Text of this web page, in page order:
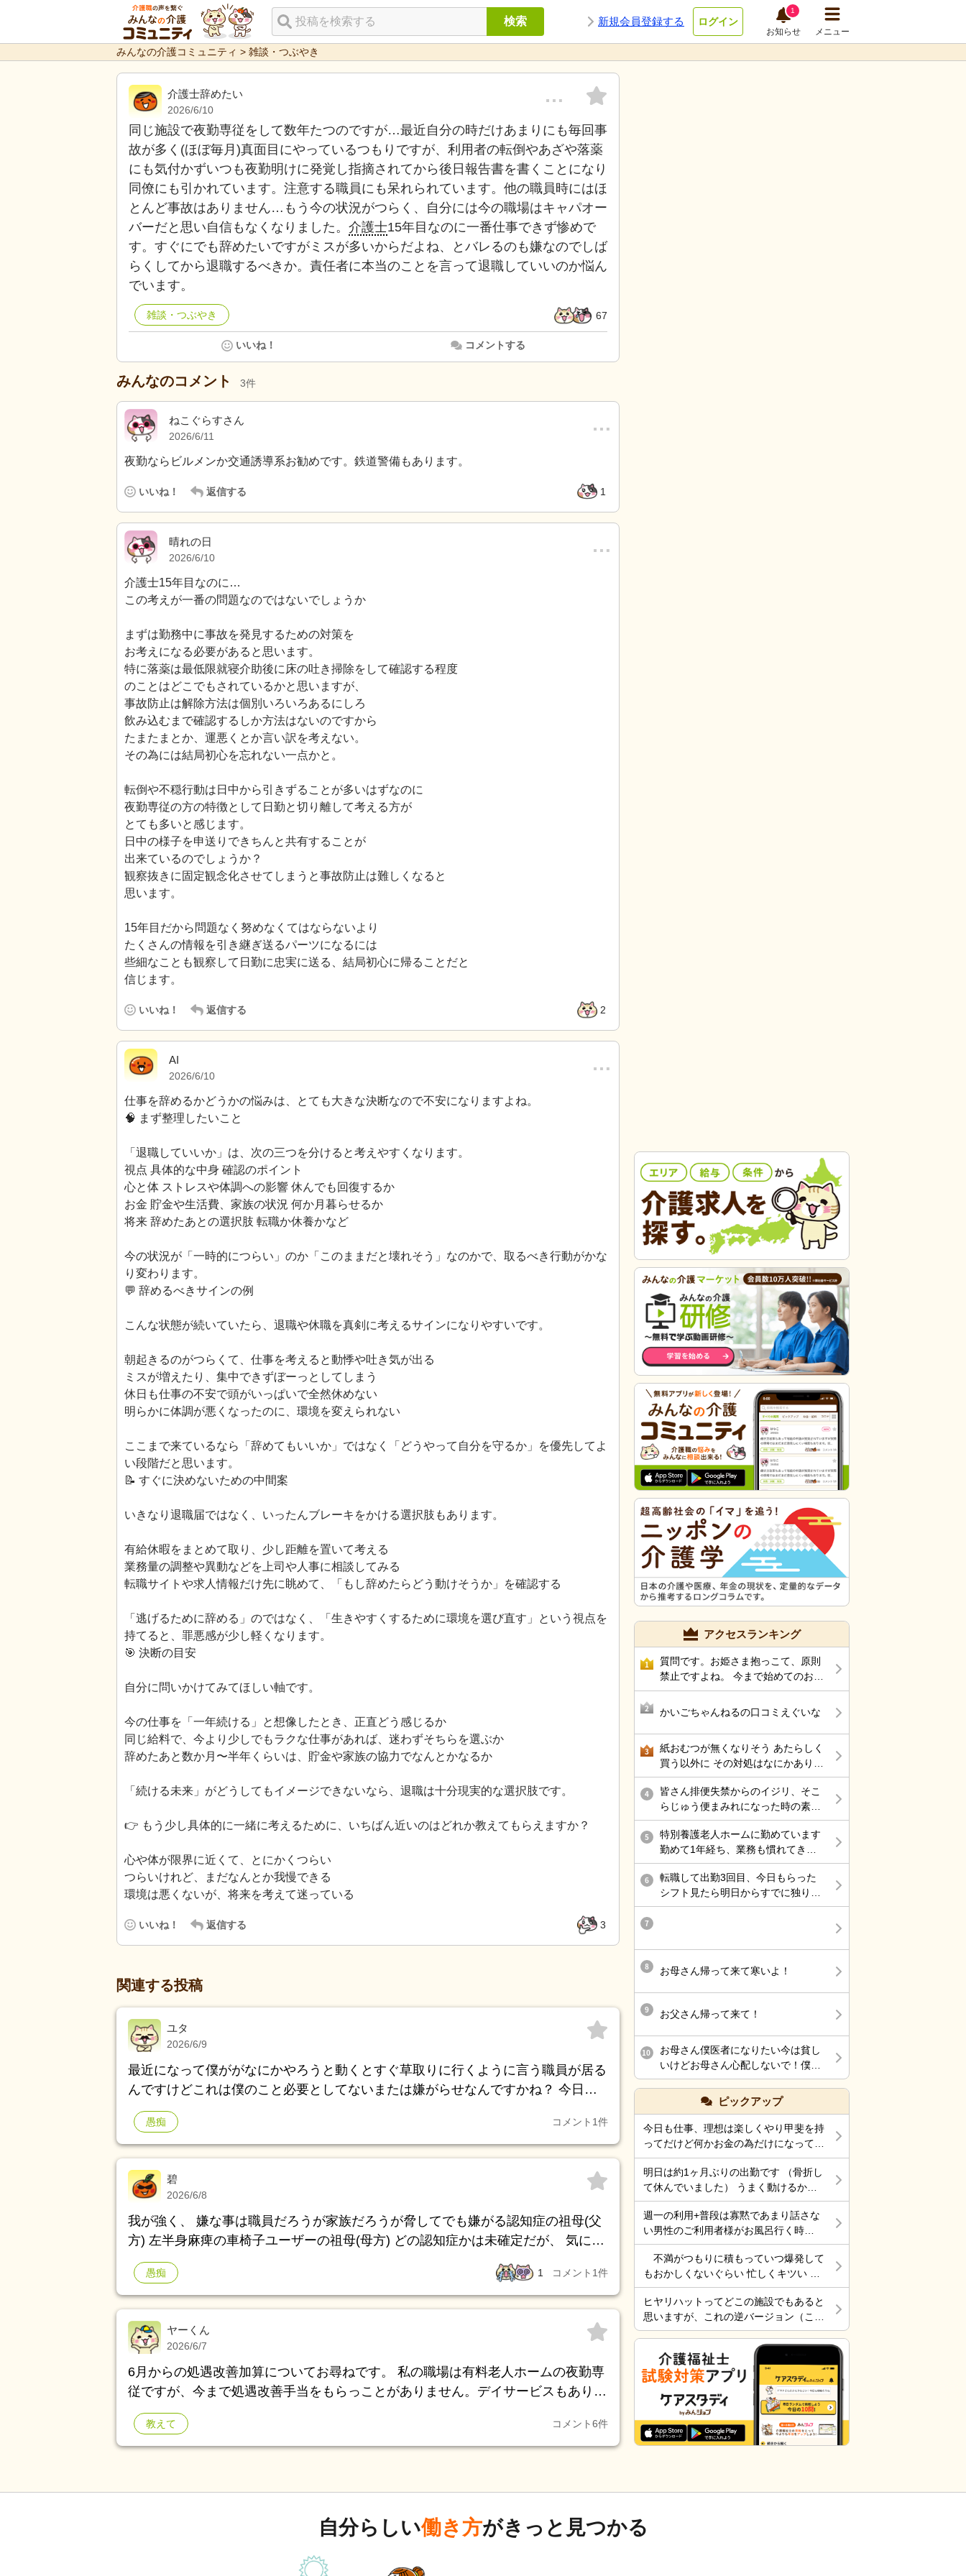
検索 新規会員登録する ログイン
1
お知らせ メニュー
みんなの介護コミュニティ > 雑談・つぶやき
介護士辞めたい
2026/6/10
…
同じ施設で夜勤専従をして数年たつのですが…最近自分の時だけあまりにも毎回事
故が多く(ほぼ毎月)真面目にやっているつもりですが、利用者の転倒やあざや落薬
にも気付かずいつも夜勤明けに発覚し指摘されてから後日報告書を書くことになり
同僚にも引かれています。注意する職員にも呆れられています。他の職員時にはほ
とんど事故はありません…もう今の状況がつらく、自分には今の職場はキャパオー
バーだと思い自信もなくなりました。 介護士15年目なのに一番仕事できず惨めで
す。すぐにでも辞めたいですがミスが多いからだよね、とバレるのも嫌なのでしば
らくしてから退職するべきか。責任者に本当のことを言って退職していいのか悩ん
でいます。
雑談・つぶやき 67
いいね！ コメントする
みんなのコメント 3件
ねこぐらすさん
2026/6/11
…
夜勤ならビルメンか交通誘導系お勧めです。鉄道警備もあります。
いいね！ 返信する 1
晴れの日
2026/6/10
…
介護士15年目なのに…
この考えが一番の問題なのではないでしょうか
まずは勤務中に事故を発見するための対策を
お考えになる必要があると思います。
特に落薬は最低限就寝介助後に床の吐き掃除をして確認する程度
のことはどこでもされているかと思いますが、
事故防止は解除方法は個別いろいろあるにしろ
飲み込むまで確認するしか方法はないのですから
たまたまとか、運悪くとか言い訳を考えない。
その為には結局初心を忘れない一点かと。
転倒や不穏行動は日中から引きずることが多いはずなのに
夜勤専従の方の特徴として日勤と切り離して考える方が
とても多いと感じます。
日中の様子を申送りできちんと共有することが
出来ているのでしょうか？
観察抜きに固定観念化させてしまうと事故防止は難しくなると
思います。
15年目だから問題なく努めなくてはならないより
たくさんの情報を引き継ぎ送るパーツになるには
些細なことも観察して日勤に忠実に送る、結局初心に帰ることだと
信じます。
いいね！ 返信する 2
AI
2026/6/10
…
仕事を辞めるかどうかの悩みは、とても大きな決断なので不安になりますよね。
🧠 まず整理したいこと
「退職していいか」は、次の三つを分けると考えやすくなります。
視点 具体的な中身 確認のポイント
心と体 ストレスや体調への影響 休んでも回復するか
お金 貯金や生活費、家族の状況 何か月暮らせるか
将来 辞めたあとの選択肢 転職か休養かなど
今の状況が「一時的につらい」のか「このままだと壊れそう」なのかで、取るべき行動がかな
り変わります。
💬 辞めるべきサインの例
こんな状態が続いていたら、退職や休職を真剣に考えるサインになりやすいです。
朝起きるのがつらくて、仕事を考えると動悸や吐き気が出る
ミスが増えたり、集中できずぼーっとしてしまう
休日も仕事の不安で頭がいっぱいで全然休めない
明らかに体調が悪くなったのに、環境を変えられない
ここまで来ているなら「辞めてもいいか」ではなく「どうやって自分を守るか」を優先してよ
い段階だと思います。
📝 すぐに決めないための中間案
いきなり退職届ではなく、いったんブレーキをかける選択肢もあります。
有給休暇をまとめて取り、少し距離を置いて考える
業務量の調整や異動などを上司や人事に相談してみる
転職サイトや求人情報だけ先に眺めて、「もし辞めたらどう動けそうか」を確認する
「逃げるために辞める」のではなく、「生きやすくするために環境を選び直す」という視点を
持てると、罪悪感が少し軽くなります。
🎯 決断の目安
自分に問いかけてみてほしい軸です。
今の仕事を「一年続ける」と想像したとき、正直どう感じるか
同じ給料で、今より少しでもラクな仕事があれば、迷わずそちらを選ぶか
辞めたあと数か月〜半年くらいは、貯金や家族の協力でなんとかなるか
「続ける未来」がどうしてもイメージできないなら、退職は十分現実的な選択肢です。
👉 もう少し具体的に一緒に考えるために、いちばん近いのはどれか教えてもらえますか？
心や体が限界に近くて、とにかくつらい
つらいけれど、まだなんとか我慢できる
環境は悪くないが、将来を考えて迷っている
いいね！ 返信する 3
関連する投稿
ユタ
2026/6/9
最近になって僕ががなにかやろうと動くとすぐ草取りに行くように言う職員が居る
んですけどこれは僕のこと必要としてないまたは嫌がらせなんですかね？ 今日で3
日も草取りしてるんですけど もう辞めようか悩んでます。
愚痴 コメント 1件
碧
2026/6/8
我が強く、 嫌な事は職員だろうが家族だろうが脅してでも嫌がる認知症の祖母(父
方) 左半身麻痺の車椅子ユーザーの祖母(母方) どの認知症かは未確定だが、 気に入
らない事等があればブチキレるし、 暴力もでる祖父(母方) 祖母達はデイに通って
います、 祖父もデイ通いを開始させることなりました ―ここからは愚痴 祖母らは
あまり水分を取らず、 取るよう促しても声掛けしてもあまり飲まない コップ1杯飲
めるか飲めないかな感じ 医者達からはとらせろ飲ませろと言われますが、 本人達
に飲む気がありません 父方の祖母は、 歩くよう医者やリハの先生に言われてます
が 歩きません 体操もやりません、やってるとは言っても 部屋に行けば大抵寝てい
ます 家の外にはスロープがありますが、 歩きたくないから、 車椅子に乗れないな
らデイ辞めると脅すほどに 歩く事を拒否してきます 母方の祖父は食事の好き嫌い
も激しく、 食べ方はまるで犬 気に入らないものがあれば、 『こんな不味い物食わ
せやがって！』と もうなんなら食うのか分かりませんし、 わがままが激しくなる
し、 暴力も出ます 施設へ入れたいと願う我が家です、 ただ、一切手伝わない親族
ない』と 10年頑張ってきた母に言ってきました それを言ってからか、今日まで1
気もない親族が うるさく手は出さないくせに口は出すんですかね 母は約10年在宅
愚痴 1 コメント 1件
ヤーくん
2026/6/7
6月からの処遇改善加算についてお尋ねです。 私の職場は有料老人ホームの夜勤専
従ですが、今まで処遇改善手当をもらっことがありません。デイサービスもありま
すが、デイの職員も支給はありません。 今回の加算は今まで支給がない職員も賃
上げにつながるのでしょうか？分かるかた教えて下さい。
教えて コメント6件
アクセスランキング
1
質問です。お姫さま抱っこて、原則
禁止ですよね。 今まで始めてのお姫
さま抱っこして腰痛になり、整形受
診して、薬もらい、リハビリしてい
2 かいごちゃんねるの口コミえぐいな
3
紙おむつが無くなりそう あたらしく
買う以外に その対処はなにかありま
すか？
4
皆さん排便失禁からのイジリ、そこ
らじゅう便まみれになった時の素早
く清潔に処理する為にどのようにケ
アしていますか？
5
特別養護老人ホームに勤めています
勤めて1年経ち、業務も慣れてきた
この頃 次々と辞めていく職員の数々
… お局さんは他部署にいるので そ
こへ配属されない限り、滅多に会う
ことはないですが 仮に異動命令がき
をいただけたのに 先行き不安ですな
6
転職して出勤3回目、今日もらった
シフト見たら明日からすでに独り立
ち、、行きたくなすぎる 経験者では
てことだったのに
7
8 お母さん帰って来て寒いよ！
9 お父さん帰って来て！
10
お母さん僕医者になりたい今は貧し
いけどお母さん心配しないで！僕医
者になるから！
ピックアップ
今日も仕事、理想は楽しくやり甲斐を持
ってだけど何かお金の為だけになってま
す。 それでも働くところがあって、生
きていけているのでましなのでしょう
ね。 一番辛いのは、お金がなく職探し
している時だったので今日も頑張ろうと
思う。 それにしても古株は、好き勝手
だから楽しそうです。私も古株の時は、
そこ楽しくやっていました。 転職は後
悔はしていませんが、誰もが上手くいか
ないのは確かですね。 そんなつぶやき
です、では仕事行きます。
明日は約1ヶ月ぶりの出勤です （骨折し
て休んでいました） うまく動けるかな
ぁ～ 行くしかないから考えても無駄だ
けど不安！
週一の利用+普段は寡黙であまり話さな
い男性のご利用者様がお風呂行く時
に”いってらっしゃい！”と声をかけた
ら”一緒に行く？！？”と返してくれた。
そういう想像を上回るようなことがある
からこの仕事って楽しいんだよな。 ま
だ入って4ヶ月弱しか経ってないけど。
不満がつもりに積もっていつ爆発して
もおかしくないぐらい 忙しくキツい 皆
さん休めれてますか?
ヒヤリハットってどこの施設でもあると
思いますが、これの逆バージョン（こう
したらケアが上手くいった的な共有の書
式）ってないですよね。あったらいいケ
アを共有できると思いますがいかがでし
ょうか。 上手くいかないことや、事故
未遂記録ばかりって、すごくネガティブ
だと個人的に思います。また、介護の世
界って「できて当たり前」的な思考が強
いと思います。あと変に職人みたいな考
自分らしい働き方がきっと見つかる